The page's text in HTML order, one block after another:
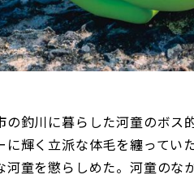
の釣川に暮らした河童のボス
に輝く立派な体毛を纏ってい
河童を懲らしめた。河童のな